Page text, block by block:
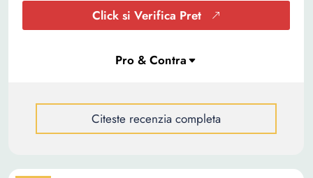
Click si Verifica Pret
Citeste recenzia completa